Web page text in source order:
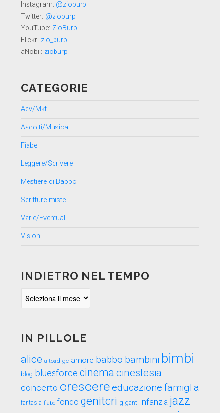
Instagram: @zioburp
Twitter: @zioburp
YouTube: ZioBurp
Flickr: zio_burp
aNobii: zioburp
CATEGORIE
Adv/Mkt
Ascolti/Musica
Fiabe
Leggere/Scrivere
Mestiere di Babbo
Scritture miste
Varie/Eventuali
Visioni
INDIETRO NEL TEMPO
IN PILLOLE
alice altoadige amore babbo bambini bimbi
blog bluesforce cinema cinestesia
concerto crescere educazione famiglia
fantasia fiabe fondo genitori giganti infanzia jazz